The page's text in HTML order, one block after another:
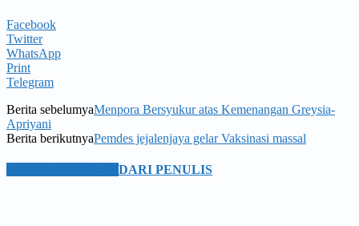
Facebook
Twitter
WhatsApp
Print
Telegram
Berita sebelumyaMenpora Bersyukur atas Kemenangan Greysia-
Apriyani
Berita berikutnyaPemdes jejalenjaya gelar Vaksinasi massal
DARI PENULIS